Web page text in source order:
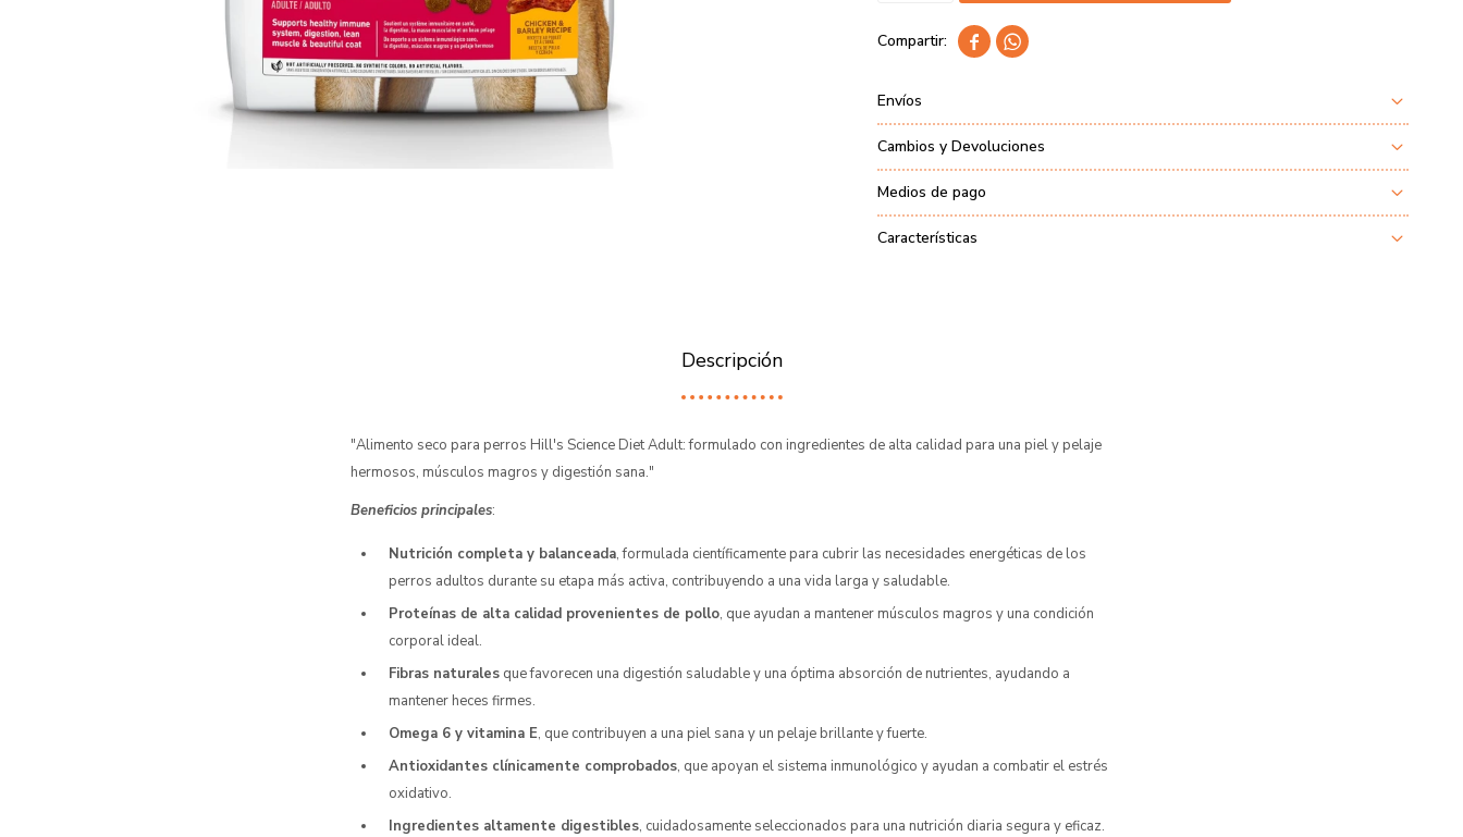
 
Envíos
Cambios y Devoluciones
Medios de pago
Características
Descripción
"Alimento seco para perros Hill's Science Diet Adult: formulado con ingredientes de alta calidad para una piel y pelaje
hermosos, músculos magros y digestión sana."
Beneficios principales:
Nutrición completa y balanceada, formulada científicamente para cubrir las necesidades energéticas de los
perros adultos durante su etapa más activa, contribuyendo a una vida larga y saludable.
Proteínas de alta calidad provenientes de pollo, que ayudan a mantener músculos magros y una condición
corporal ideal.
Fibras naturales que favorecen una digestión saludable y una óptima absorción de nutrientes, ayudando a
mantener heces firmes.
Omega 6 y vitamina E, que contribuyen a una piel sana y un pelaje brillante y fuerte.
Antioxidantes clínicamente comprobados, que apoyan el sistema inmunológico y ayudan a combatir el estrés
oxidativo.
Ingredientes altamente digestibles, cuidadosamente seleccionados para una nutrición diaria segura y eficaz.